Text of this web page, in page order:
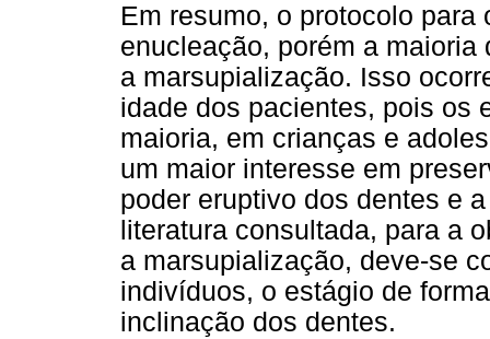
Em resumo, o protocolo
enucleação, porém a
a marsupialização. Isso
idade dos pacientes, pois os
maioria, em crianças e
um maior interesse em
poder eruptivo dos dentes e
literatura consultada, para a
a marsupialização, deve-se
indivíduos, o estágio de
inclinação dos dentes.